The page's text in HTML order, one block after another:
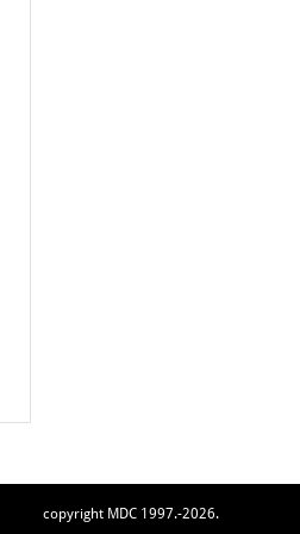
copyright MDC 1997.-2026.